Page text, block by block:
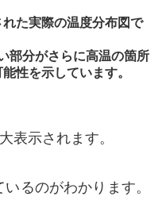
た実際の温度分布図で
部分がさらに高温の箇所
性を示しています。
表示されます。
るのがわかります。